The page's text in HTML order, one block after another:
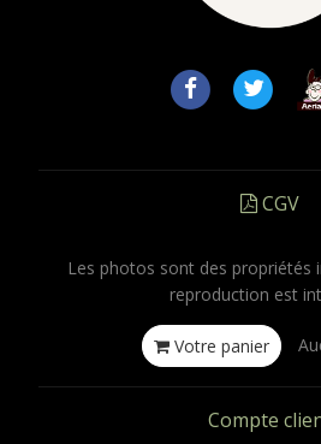
CGV
Les photos sont des propriétés
reproduction est
Votre panier
Compte